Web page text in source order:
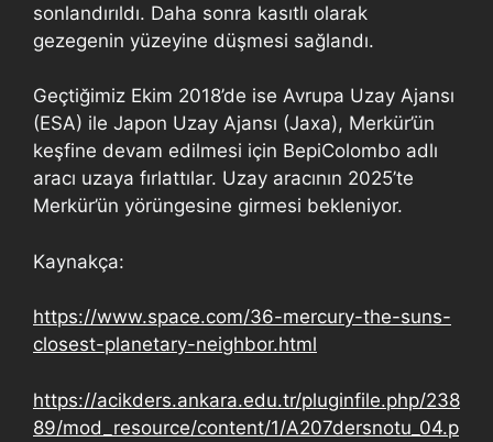
sonlandırıldı. Daha sonra kasıtlı olarak
gezegenin yüzeyine düşmesi sağlandı.
Geçtiğimiz Ekim 2018’de ise Avrupa Uzay Ajansı
(ESA) ile Japon Uzay Ajansı (Jaxa), Merkür’ün
keşfine devam edilmesi için BepiColombo adlı
aracı uzaya fırlattılar. Uzay aracının 2025’te
Merkür’ün yörüngesine girmesi bekleniyor.
Kaynakça:
https://www.space.com/36-mercury-the-suns-
closest-planetary-neighbor.html
https://acikders.ankara.edu.tr/pluginfile.php/238
89/mod_resource/content/1/A207dersnotu_04.p